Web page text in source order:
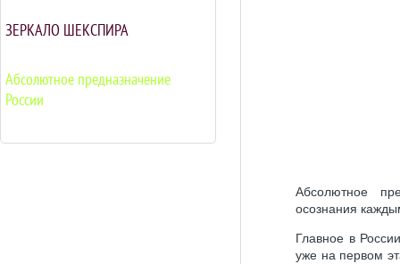
ЗЕРКАЛО ШЕКСПИРА
Абсолютное предназначение
России
Абсолютное
осознания
Главное в
уже на первом